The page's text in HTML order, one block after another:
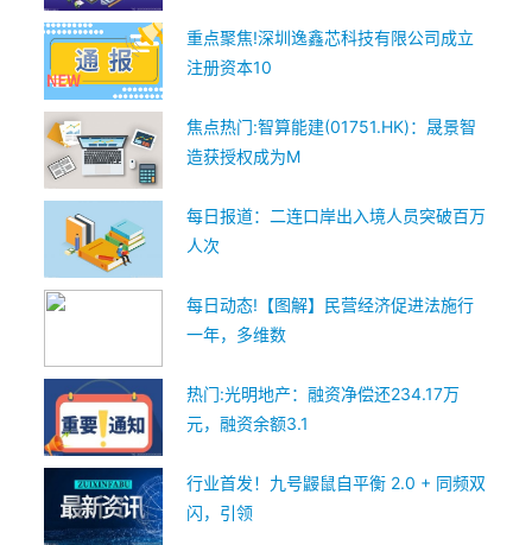
重点聚焦!深圳逸鑫芯科技有限公司成立
注册资本10
焦点热门:智算能建(01751.HK)：晟景智
造获授权成为M
每日报道：二连口岸出入境人员突破百万
人次
每日动态!【图解】民营经济促进法施行
一年，多维数
热门:光明地产：融资净偿还234.17万
元，融资余额3.1
行业首发！九号鼹鼠自平衡 2.0 + 同频双
闪，引领